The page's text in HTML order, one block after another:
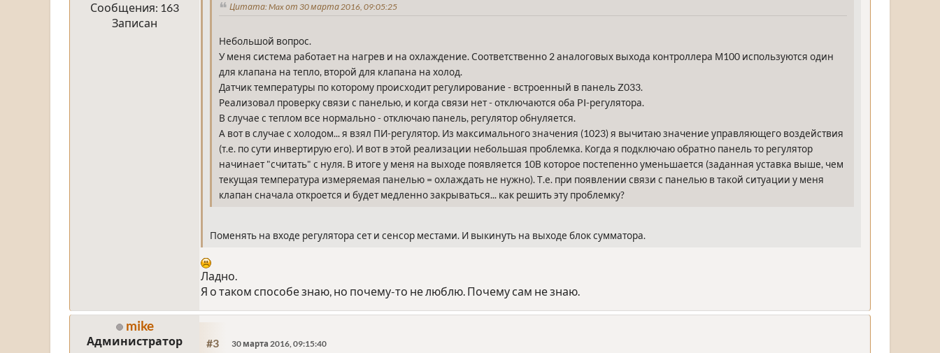
Сообщения: 163
Записан
Цитата: Max от 30 марта 2016, 09:05:25
Небольшой вопрос.
У меня система работает на нагрев и на охлаждение. Соответственно 2 аналоговых выхода контроллера М100 используются один
для клапана на тепло, второй для клапана на холод.
Датчик температуры по которому происходит регулирование - встроенный в панель Z033.
Реализовал проверку связи с панелью, и когда связи нет - отключаются оба PI-регулятора.
В случае с теплом все нормально - отключаю панель, регулятор обнуляется.
А вот в случае с холодом... я взял ПИ-регулятор. Из максимального значения (1023) я вычитаю значение управляющего воздействия
(т.е. по сути инвертирую его). И вот в этой реализации небольшая проблемка. Когда я подключаю обратно панель то регулятор
начинает "считать" с нуля. В итоге у меня на выходе появляется 10В которое постепенно уменьшается (заданная уставка выше, чем
текущая температура измеряемая панелью = охлаждать не нужно). Т.е. при появлении связи с панелью в такой ситуации у меня
клапан сначала откроется и будет медленно закрываться... как решить эту проблемку?
Поменять на входе регулятора сет и сенсор местами. И выкинуть на выходе блок сумматора.
Ладно.
Я о таком способе знаю, но почему-то не люблю. Почему сам не знаю.
mike
Администратор #3 30 марта 2016, 09:15:40